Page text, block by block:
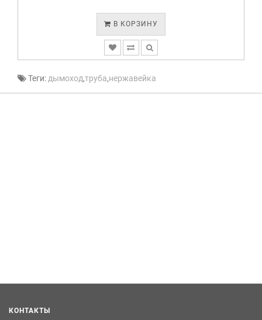
В КОРЗИНУ
Теги: дымоход,труба,нержавейка
КОНТАКТЫ